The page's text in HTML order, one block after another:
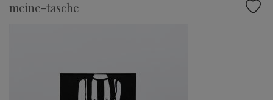
meine-tasche